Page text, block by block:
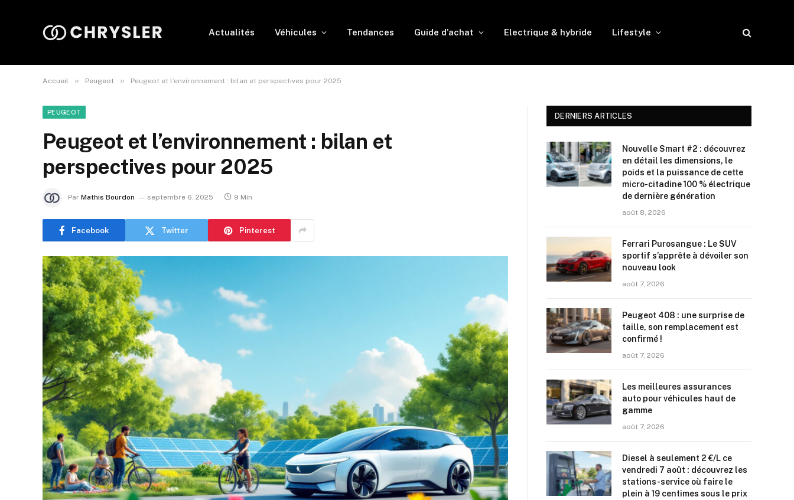
Actualités Véhicules Tendances Guide d’achat Electrique & hybride Lifestyle
Accueil » Peugeot » Peugeot et l’environnement : bilan et perspectives pour 2025
PEUGEOT
Peugeot et l’environnement : bilan et
perspectives pour 2025
Par Mathis Bourdon septembre 6, 2025 9 Min
Facebook Twitter Pinterest
DERNIERS ARTICLES
Nouvelle Smart #2 : découvrez
en détail les dimensions, le
poids et la puissance de cette
micro-citadine 100 % électrique
de dernière génération
août 8, 2026
Ferrari Purosangue : Le SUV
sportif s’apprête à dévoiler son
nouveau look
août 7, 2026
Peugeot 408 : une surprise de
taille, son remplacement est
confirmé !
août 7, 2026
Les meilleures assurances
auto pour véhicules haut de
gamme
août 7, 2026
Diesel à seulement 2 €/L ce
vendredi 7 août : découvrez les
stations-service où faire le
plein à 19 centimes sous le prix